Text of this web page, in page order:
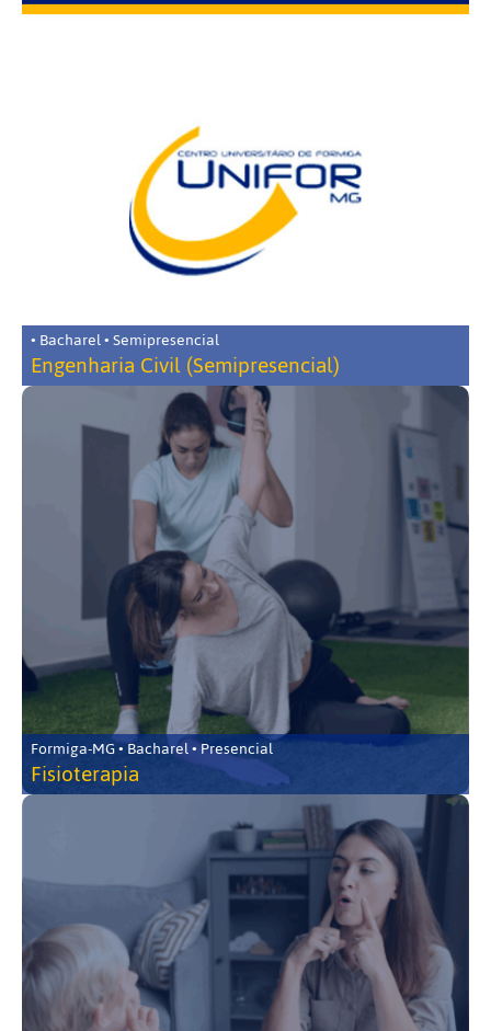
• Bacharel • Semipresencial
Engenharia Civil (Semipresencial)
Formiga-MG • Bacharel • Presencial
Fisioterapia